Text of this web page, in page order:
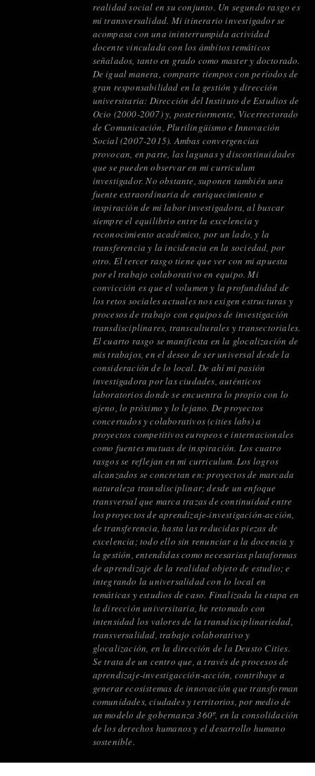
realidad social en su conjunto. Un segundo rasgo es
mi transversalidad. Mi itinerario investigador se
acompasa con una ininterrumpida actividad
docente vinculada con los ámbitos temáticos
señalados, tanto en grado como master y doctorado.
De igual manera, comparte tiempos con períodos de
gran responsabilidad en la gestión y dirección
universitaria: Dirección del Instituto de Estudios de
Ocio (2000-2007) y, posteriormente, Vicerrectorado
de Comunicación, Plurilingüismo e Innovación
Social (2007-2015). Ambas convergencias
provocan, en parte, las lagunas y discontinuidades
que se pueden observar en mi curriculum
investigador. No obstante, suponen también una
fuente extraordinaria de enriquecimiento e
inspiración de mi labor investigadora, al buscar
siempre el equilibrio entre la excelencia y
reconocimiento académico, por un lado, y la
transferencia y la incidencia en la sociedad, por
otro. El tercer rasgo tiene que ver con mi apuesta
por el trabajo colaborativo en equipo. Mi
convicción es que el volumen y la profundidad de
los retos sociales actuales nos exigen estructuras y
procesos de trabajo con equipos de investigación
transdisciplinares, transculturales y transectoriales.
El cuarto rasgo se manifiesta en la glocalización de
mis trabajos, en el deseo de ser universal desde la
consideración de lo local. De ahí mi pasión
investigadora por las ciudades, auténticos
laboratorios donde se encuentra lo propio con lo
ajeno, lo próximo y lo lejano. De proyectos
concertados y colaborativos (cities labs) a
proyectos competitivos europeos e internacionales
como fuentes mutuas de inspiración. Los cuatro
rasgos se reflejan en mi curriculum. Los logros
alcanzados se concretan en: proyectos de marcada
naturaleza transdisciplinar; desde un enfoque
transversal que marca trazas de continuidad entre
los proyectos de aprendizaje-investigación-acción,
de transferencia, hasta las reducidas piezas de
excelencia; todo ello sin renunciar a la docencia y
la gestión, entendidas como necesarias plataformas
de aprendizaje de la realidad objeto de estudio; e
integrando la universalidad con lo local en
temáticas y estudios de caso. Finalizada la etapa en
la dirección universitaria, he retomado con
intensidad los valores de la transdisciplinariedad,
transversalidad, trabajo colaborativo y
glocalización, en la dirección de la Deusto Cities.
Se trata de un centro que, a través de procesos de
aprendizaje-investigacción-acción, contribuye a
generar ecosistemas de innovación que transforman
comunidades, ciudades y territorios, por medio de
un modelo de gobernanza 360º, en la consolidación
de los derechos humanos y el desarrollo humano
sostenible.